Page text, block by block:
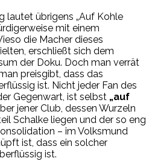
lautet übrigens „Auf Kohle
mit einem
die Macher dieses
erschließt sich dem
der Doku. Doch man verrät
preisgibt, dass das
ist. Nicht jeder Fan des
Gegenwart, ist selbst „auf
jener Club, dessen Wurzeln
Schalke liegen und der so eng
– im Volksmund
ist, dass ein solcher
ist.